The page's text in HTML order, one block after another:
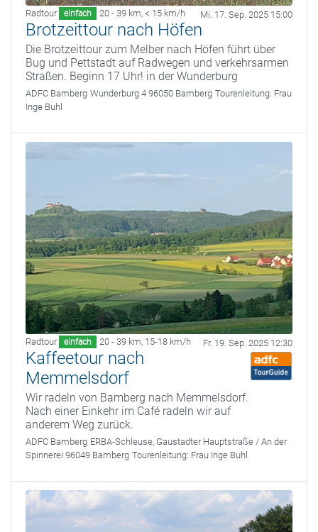
Radtour einfach 20 - 39 km, < 15 km/h Mi. 17. Sep. 2025 15:00
Brotzeittour nach Höfen
Die Brotzeittour zum Melber nach Höfen führt über
Bug und Pettstadt auf Radwegen und verkehrsarmen
Straßen. Beginn 17 Uhr! in der Wunderburg
ADFC Bamberg Wunderburg 4 96050 Bamberg Tourenleitung: Frau
Inge Buhl
Radtour einfach 20 - 39 km, 15-18 km/h Fr. 19. Sep. 2025 12:30
Kaffeetour nach
Memmelsdorf
Wir radeln von Bamberg nach Memmelsdorf.
Nach einer Einkehr im Café radeln wir auf
anderem Weg zurück.
ADFC Bamberg ERBA-Schleuse, Gaustadter Hauptstraße / An der
Spinnerei 96049 Bamberg Tourenleitung: Frau Inge Buhl